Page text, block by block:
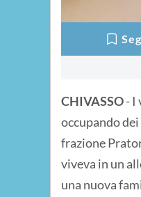
CHIVASSO- I
occupando
frazione
viveva in un
una nuova